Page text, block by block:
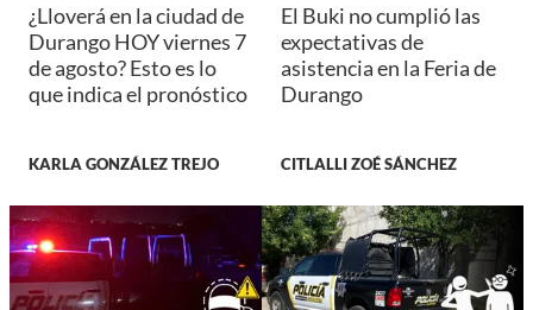
¿Lloverá en la ciudad de
Durango HOY viernes 7
de agosto? Esto es lo
que indica el pronóstico
KARLA GONZÁLEZ TREJO
El Buki no cumplió las
expectativas de
asistencia en la Feria de
Durango
CITLALLI ZOÉ SÁNCHEZ